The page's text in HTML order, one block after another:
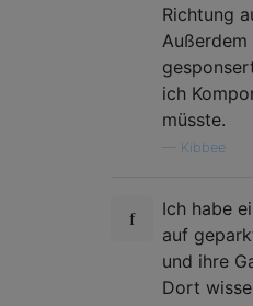
Richtung
ich
müsste.
Kibbee
Ich habe
auf
und ihre
Dort